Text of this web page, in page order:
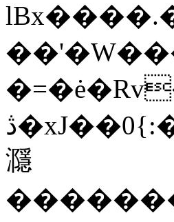
ڎ�xJ��0{:��j�k�Ԧ�i���=� gLZ&K��J�_i�e;�.
㶏